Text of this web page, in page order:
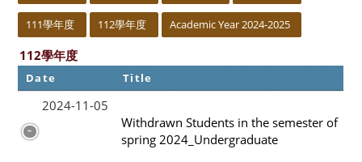
111學年度 112學年度 Academic Year 2024-2025
112學年度
Date Title
2024-11-05
Withdrawn Students in the semester of
spring 2024_Undergraduate